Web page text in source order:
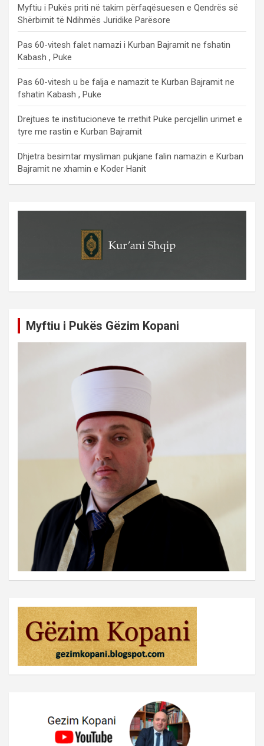
Myftiu i Pukës priti në takim përfaqësuesen e Qendrës së
Shërbimit të Ndihmës Juridike Parësore
Pas 60-vitesh falet namazi i Kurban Bajramit ne fshatin
Kabash , Puke
Pas 60-vitesh u be falja e namazit te Kurban Bajramit ne
fshatin Kabash , Puke
Drejtues te institucioneve te rrethit Puke percjellin urimet e
tyre me rastin e Kurban Bajramit
Dhjetra besimtar mysliman pukjane falin namazin e Kurban
Bajramit ne xhamin e Koder Hanit
Myftiu i Pukës Gëzim Kopani